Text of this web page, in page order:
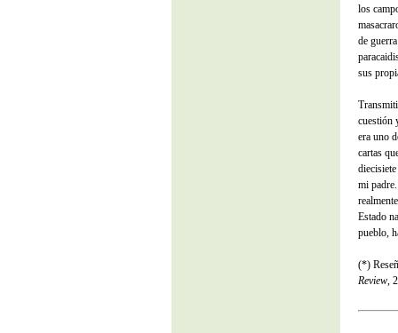
los
de
sus
cuestión
era uno
cartas
mi
Estado
pueblo,
(*)
Review,